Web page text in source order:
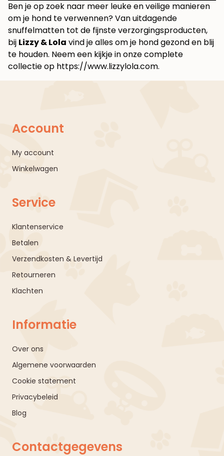
Ben je op zoek naar meer leuke en veilige manieren
om je hond te verwennen? Van uitdagende
snuffelmatten tot de fijnste verzorgingsproducten,
bij Lizzy & Lola vind je alles om je hond gezond en blij
te houden. Neem een kijkje in onze complete
collectie op https://www.lizzylola.com.
Account
My account
Winkelwagen
Service
Klantenservice
Betalen
Verzendkosten & Levertijd
Retourneren
Klachten
Informatie
Over ons
Algemene voorwaarden
Cookie statement
Privacybeleid
Blog
Contactgegevens